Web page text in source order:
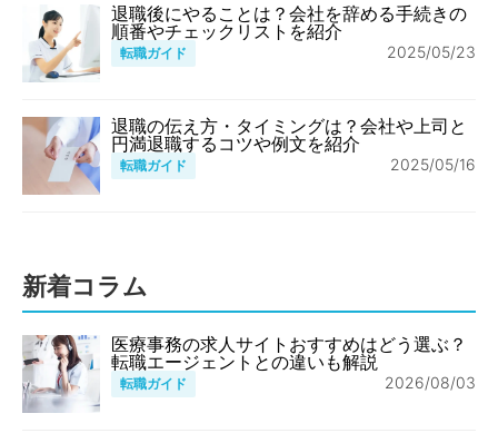
退職後にやることは？会社を辞める手続きの
順番やチェックリストを紹介
転職ガイド 2025/05/23
退職の伝え方・タイミングは？会社や上司と
円満退職するコツや例文を紹介
転職ガイド 2025/05/16
新着コラム
医療事務の求人サイトおすすめはどう選ぶ？
転職エージェントとの違いも解説
転職ガイド 2026/08/03